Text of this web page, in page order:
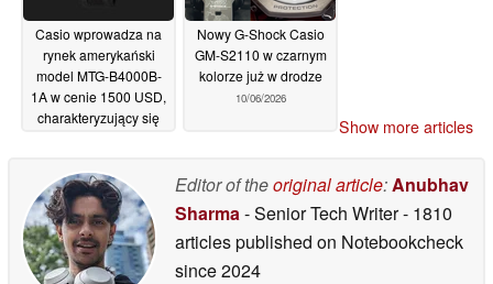
Casio wprowadza na
rynek amerykański
model MTG-B4000B-
1A w cenie 1500 USD,
charakteryzujący się
10/06/2026
Nowy G-Shock Casio
GM-S2110 w czarnym
kolorze już w drodze
10/06/2026
Show more articles
Editor of theoriginal article: Anubhav
Sharma - Senior Tech Writer- 1810
articles published on Notebookcheck
since 2024